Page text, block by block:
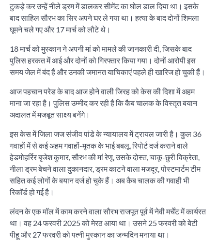
टुकड़े कर उन्हें नीले ड्रम में डालकर सीमेंट का घोल डाल दिया था। इसके
बाद साहिल सौरभ का सिर अपने घर ले गया था। हत्या के बाद दोनों शिमला
घूमने चले गए और 17 मार्च को लौटे थे।
18 मार्च को मुस्कान ने अपनी मां को मामले की जानकारी दी, जिसके बाद
पुलिस हरकत में आई और दोनों को गिरफ्तार किया गया। दोनों आरोपी इस
समय जेल में बंद हैं और उनकी जमानत याचिकाएं पहले ही खारिज हो चुकी हैं।
आज पहचान परेड के बाद आज होने वाली जिरह को केस की दिशा में अहम
माना जा रहा है। पुलिस उम्मीद कर रही है कि कैब चालक के विस्तृत बयान
अदालत में मजबूत साक्ष्य बनेंगे।
इस केस में जिला जज संजीव पांडे के न्यायालय में ट्रायल जारी है। कुल 36
गवाहों में से कई अहम गवाहों-मृतक के भाई बबलू, रिपोर्ट दर्ज कराने वाले
हेडमोहर्रिर बृजेश कुमार, सौरभ की मां रेणू, उसके दोस्त, चाकू-छुरी विक्रेता,
नीला ड्रम बेचने वाला दुकानदार, ड्रम काटने वाला मजदूर, पोस्टमार्टम टीम
सहित कई लोगों के बयान दर्ज हो चुके हैं। अब कैब चालक की गवाही भी
रिकॉर्ड हो गई है।
लंदन के एक मॉल में काम करने वाला सौरभ राजपूत पूर्व में नेवी मर्चेंट में कार्यरत
था। वह 24 फरवरी 2025 को मेरठ आया था। उसने 25 फरवरी को बेटी
पीहू और 27 फरवरी को पत्नी मुस्कान का जन्मदिन मनाया था।